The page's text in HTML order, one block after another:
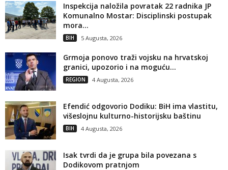
Inspekcija naložila povratak 22 radnika JP
Komunalno Mostar: Disciplinski postupak
mora...
BIH 5 Augusta, 2026
Grmoja ponovo traži vojsku na hrvatskoj
granici, upozorio i na moguću...
REGION 4 Augusta, 2026
Efendić odgovorio Dodiku: BiH ima vlastitu,
višeslojnu kulturno-historijsku baštinu
BIH 4 Augusta, 2026
Isak tvrdi da je grupa bila povezana s
Dodikovom pratnjom